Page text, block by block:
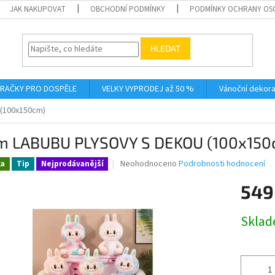
JAK NAKUPOVAT OBCHODNÍ PODMÍNKY PODMÍNKY OCHRANY
HLEDAT
PRO DOSPĚLE VELKY VYPRODEJ až 50 % Vánoční
LABUBU PLYSOVY S DEKOU
Tip Nejprodávanější
Průměrné
0,0
z
5
hvězdiček.
Neohodnoceno Podrobnosti hodnocení
cena: